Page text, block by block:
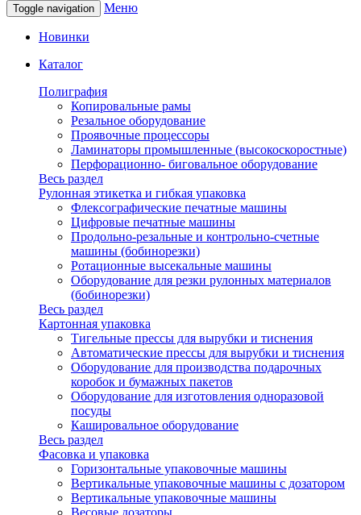
Toggle navigation Меню
Новинки
Каталог
Полиграфия
Копировальные рамы
Резальное оборудование
Проявочные процессоры
Ламинаторы промышленные (высокоскоростные)
Перфорационно- биговальное оборудование
Весь раздел
Рулонная этикетка и гибкая упаковка
Флексографические печатные машины
Цифровые печатные машины
Продольно-резальные и контрольно-счетные
машины (бобинорезки)
Ротационные высекальные машины
Оборудование для резки рулонных материалов
(бобинорезки)
Весь раздел
Картонная упаковка
Тигельные прессы для вырубки и тиснения
Автоматические прессы для вырубки и тиснения
Оборудование для производства подарочных
коробок и бумажных пакетов
Оборудование для изготовления одноразовой
посуды
Кашировальное оборудование
Весь раздел
Фасовка и упаковка
Горизонтальные упаковочные машины
Вертикальные упаковочные машины с дозатором
Вертикальные упаковочные машины
Весовые дозаторы